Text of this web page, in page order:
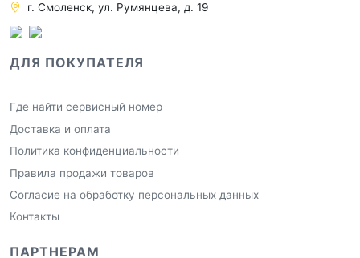
г. Смоленск, ул. Румянцева, д. 19
ДЛЯ ПОКУПАТЕЛЯ
Где найти сервисный номер
Доставка и оплата
Политика конфиденциальности
Правила продажи товаров
Согласие на обработку персональных данных
Контакты
ПАРТНЕРАМ